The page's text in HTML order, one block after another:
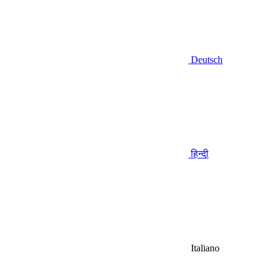
Deutsch
हिन्दी
Italiano